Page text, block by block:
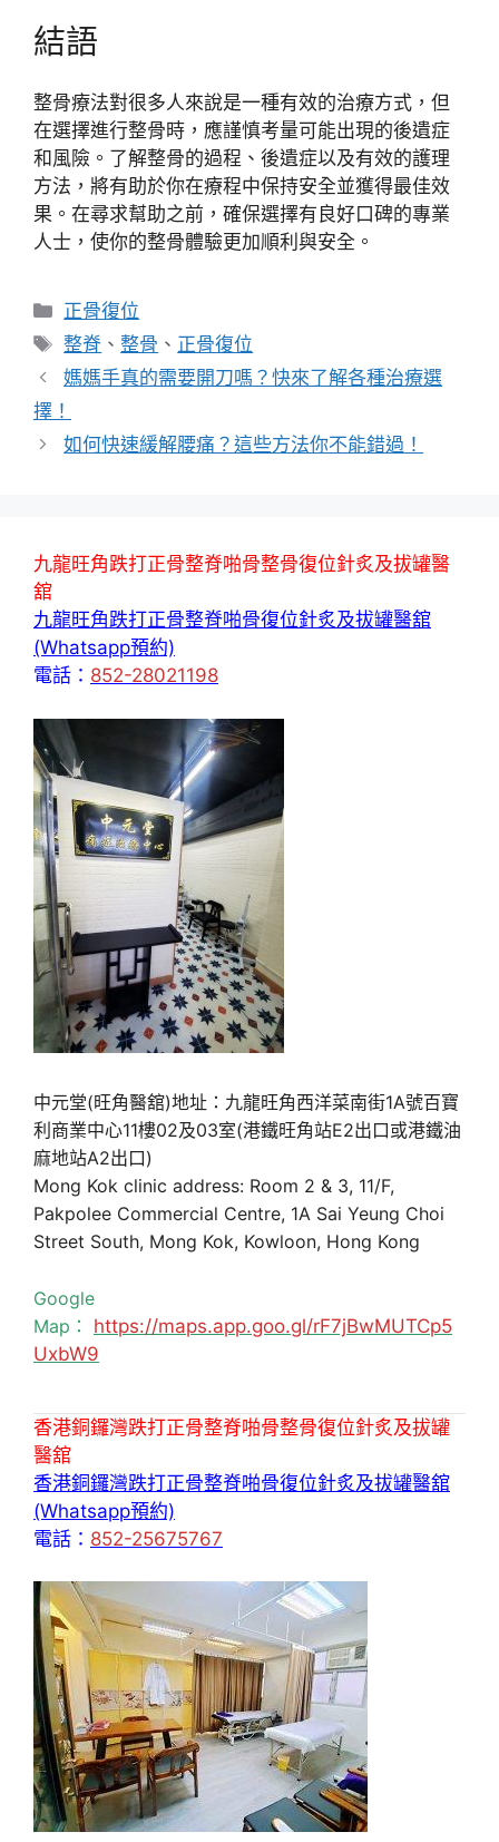
結語
整骨療法對很多人來說是一種有效的治療方式，但
在選擇進行整骨時，應謹慎考量可能出現的後遺症
和風險。了解整骨的過程、後遺症以及有效的護理
方法，將有助於你在療程中保持安全並獲得最佳效
果。在尋求幫助之前，確保選擇有良好口碑的專業
人士，使你的整骨體驗更加順利與安全。
分
類
正骨復位
標
籤
整脊 、整骨 、 正骨復位
媽媽手真的需要開刀嗎？快來了解各種治療選
擇！
如何快速緩解腰痛？這些方法你不能錯過！
九龍旺角跌打正骨整脊啪骨整骨復位針炙及拔罐醫
舘
九龍旺角跌打正骨整脊啪骨復位針炙及拔罐醫舘
(Whatsapp預約)
電話： 852-28021198
中元堂(旺角醫舘)地址：九龍旺角西洋菜南街1A號百寶
利商業中心11樓02及03室(港鐵旺角站E2出口或港鐵油
麻地站A2出口)
Mong Kok clinic address: Room 2 & 3, 11/F,
Pakpolee Commercial Centre, 1A Sai Yeung Choi
Street South, Mong Kok, Kowloon, Hong Kong
Google
Map： https://maps.app.goo.gl/rF7jBwMUTCp5
UxbW9
香港銅鑼灣跌打正骨整脊啪骨整骨復位針炙及拔罐
醫舘
香港銅鑼灣跌打正骨整脊啪骨復位針炙及拔罐醫舘
(Whatsapp預約)
電話： 852-25675767